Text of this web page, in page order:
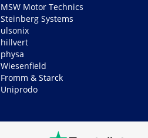
MSW Motor Technics
Steinberg Systems
ulsonix
hillvert
physa
Wiesenfield
Fromm & Starck
Uniprodo